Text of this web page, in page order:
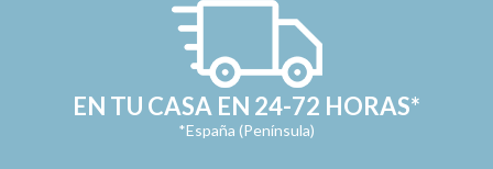
EN TU CASA EN 24-72 HORAS*
*España (Península)